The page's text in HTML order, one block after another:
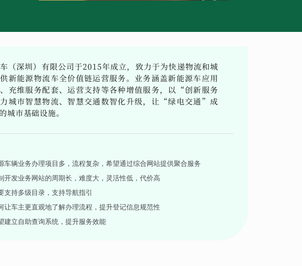
（深圳）有限公司于2015年成立，致力于为快递物流和城
新能源物流车全价值链运营服务。业务涵盖新能源车应用
充维服务配套、运营支持等各种增值服务，以“创新服务
城市智慧物流、智慧交通数智化升级，让“绿电交通”成
城市基础设施。
车辆业务办理项目多，流程复杂，希望通过综合网站提供聚合服务
开发业务网站的周期长，难度大，灵活性低，代价高
支持多级目录，支持导航指引
让车主更直观地了解办理流程，提升登记信息规范性
建立自助查询系统，提升服务效能